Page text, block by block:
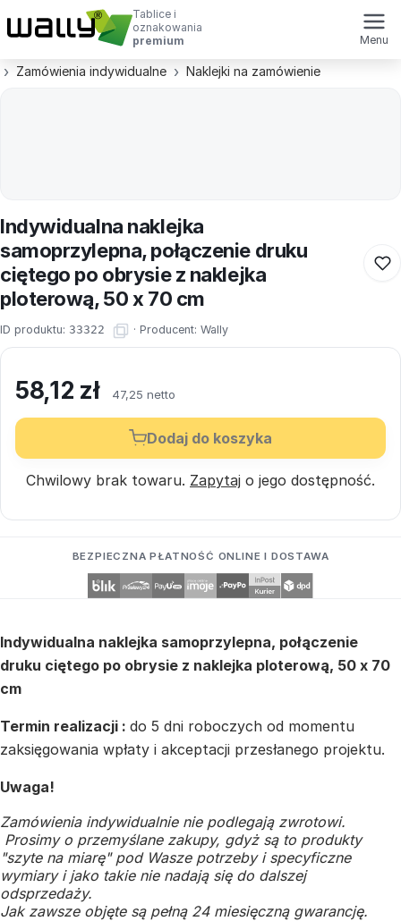
Tablice i
oznakowania
premium
Menu
Zamówienia indywidualne Naklejki na zamówienie
Indywidualna naklejka
samoprzylepna, połączenie druku
ciętego po obrysie z naklejka
ploterową, 50 x 70 cm
ID produktu: 33322 · Producent: Wally
58,12 zł 47,25 netto
Dodaj do koszyka
Chwilowy brak towaru. Zapytaj o jego dostępność.
BEZPIECZNA PŁATNOŚĆ ONLINE I DOSTAWA
Indywidualna naklejka samoprzylepna, połączenie
druku ciętego po obrysie z naklejka ploterową, 50 x 70
cm
Termin realizacji : do 5 dni roboczych od momentu
zaksięgowania wpłaty i akceptacji przesłanego projektu.
Uwaga!
Zamówienia indywidualnie nie podlegają zwrotowi.
Prosimy o przemyślane zakupy, gdyż są to produkty
"szyte na miarę" pod Wasze potrzeby i specyficzne
wymiary i jako takie nie nadają się do dalszej
odsprzedaży.
Jak zawsze objęte są pełną 24 miesięczną gwarancję.